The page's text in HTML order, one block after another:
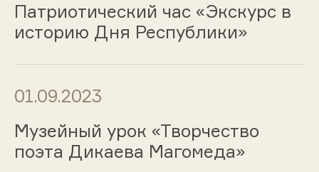
Патриотический час «Экскурс в
историю Дня Республики»
01.09.2023
Музейный урок «Творчество
поэта Дикаева Магомеда»